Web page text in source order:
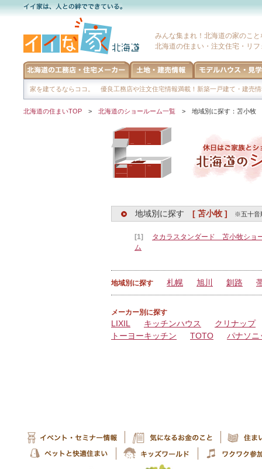
みんな集まれ！北海道の家のこ
北海道の住まい・注文住宅・リ
家を建てるならココ。 優良工務店や注文住宅情報満載！新築一戸建て・建売
北海道の住まいTOP > 北海道のショールーム一覧 > 地域別に探す：苫小牧
地域別に探す [ 苫小牧 ] ※五十音
[1]
タカラスタンダード 苫小牧ショ
ム
地域別に探す 札幌 旭川 釧路
メーカー別に探す
LIXIL キッチンハウス
クリナップ
トーヨーキッチン
TOTO パナソニ